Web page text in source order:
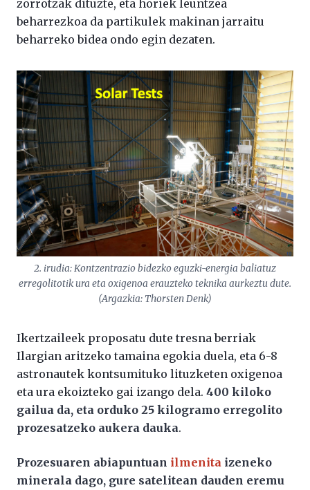
zorrotzak dituzte, eta horiek leuntzea
beharrezkoa da partikulek makinan jarraitu
beharreko bidea ondo egin dezaten.
2. irudia: Kontzentrazio bidezko eguzki-energia baliatuz
erregolitotik ura eta oxigenoa erauzteko teknika aurkeztu dute.
(Argazkia: Thorsten Denk)
Ikertzaileek proposatu dute tresna berriak
Ilargian aritzeko tamaina egokia duela, eta 6-8
astronautek kontsumituko lituzketen oxigenoa
eta ura ekoizteko gai izango dela. 400 kiloko
gailua da, eta orduko 25 kilogramo erregolito
prozesatzeko aukera dauka.
Prozesuaren abiapuntuan ilmenita izeneko
minerala dago, gure satelitean dauden eremu